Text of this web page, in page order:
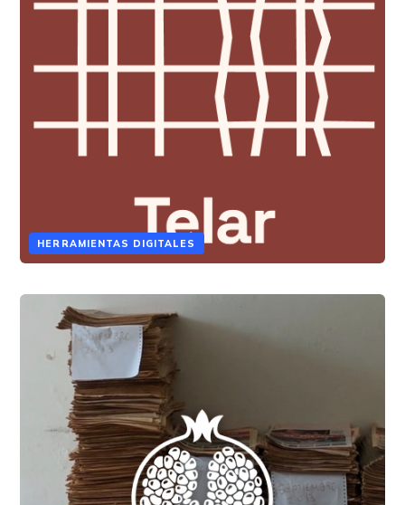
HERRAMIENTAS DIGITALES